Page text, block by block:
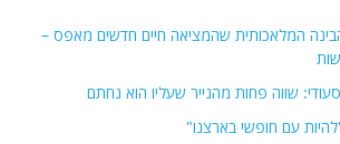
עומד מאחורי הדיווחים על הידרדרות דרמטית במצבו